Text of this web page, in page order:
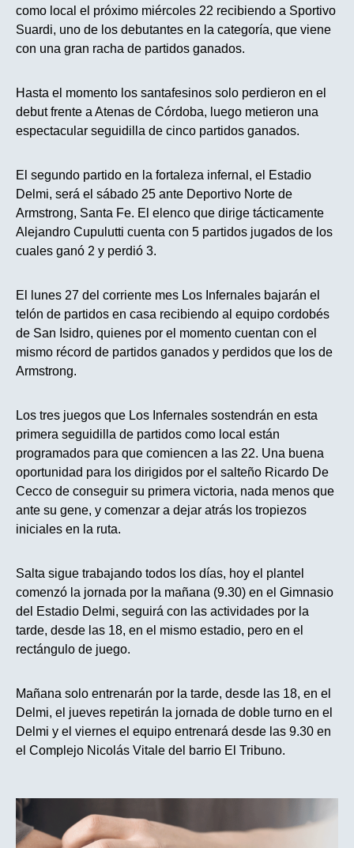
como local el próximo miércoles 22 recibiendo a Sportivo
Suardi, uno de los debutantes en la categoría, que viene
con una gran racha de partidos ganados.
Hasta el momento los santafesinos solo perdieron en el
debut frente a Atenas de Córdoba, luego metieron una
espectacular seguidilla de cinco partidos ganados.
El segundo partido en la fortaleza infernal, el Estadio
Delmi, será el sábado 25 ante Deportivo Norte de
Armstrong, Santa Fe. El elenco que dirige tácticamente
Alejandro Cupulutti cuenta con 5 partidos jugados de los
cuales ganó 2 y perdió 3.
El lunes 27 del corriente mes Los Infernales bajarán el
telón de partidos en casa recibiendo al equipo cordobés
de San Isidro, quienes por el momento cuentan con el
mismo récord de partidos ganados y perdidos que los de
Armstrong.
Los tres juegos que Los Infernales sostendrán en esta
primera seguidilla de partidos como local están
programados para que comiencen a las 22. Una buena
oportunidad para los dirigidos por el salteño Ricardo De
Cecco de conseguir su primera victoria, nada menos que
ante su gene, y comenzar a dejar atrás los tropiezos
iniciales en la ruta.
Salta sigue trabajando todos los días, hoy el plantel
comenzó la jornada por la mañana (9.30) en el Gimnasio
del Estadio Delmi, seguirá con las actividades por la
tarde, desde las 18, en el mismo estadio, pero en el
rectángulo de juego.
Mañana solo entrenarán por la tarde, desde las 18, en el
Delmi, el jueves repetirán la jornada de doble turno en el
Delmi y el viernes el equipo entrenará desde las 9.30 en
el Complejo Nicolás Vitale del barrio El Tribuno.